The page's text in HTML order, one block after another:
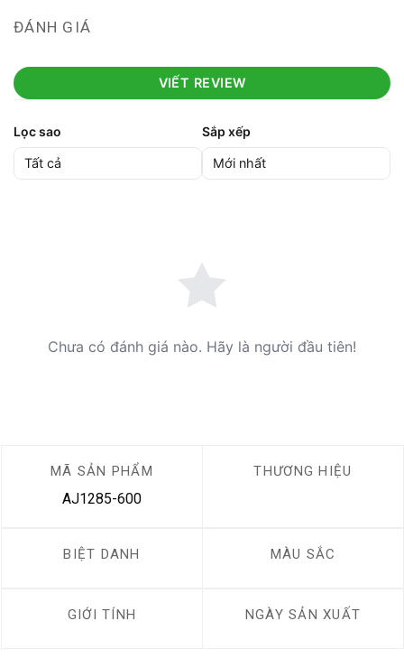
ĐÁNH GIÁ
VIẾT REVIEW
Lọc sao Sắp xếp
Chưa có đánh giá nào. Hãy là người đầu tiên!
MÃ SẢN PHẨM
AJ1285-600
THƯƠNG HIỆU
BIỆT DANH MÀU SẮC
GIỚI TÍNH NGÀY SẢN XUẤT